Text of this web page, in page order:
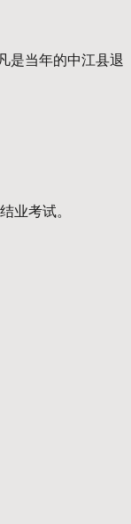
是当年的中江县退
业考试。